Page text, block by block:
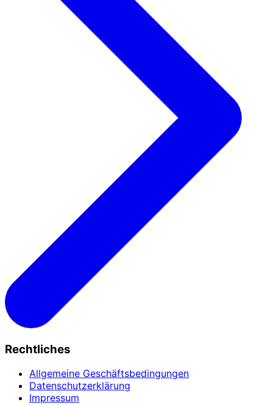
Rechtliches
Allgemeine Geschäftsbedingungen
Datenschutzerklärung
Impressum